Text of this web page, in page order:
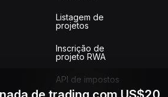
Listagem de
projetos
Inscrição de
projeto RWA
API de impostos